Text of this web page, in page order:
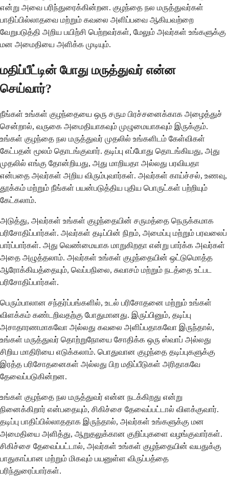
என்று அவை பரிந்துரைக்கின்றன. குழந்தை நல மருத்துவர்கள்
பாதிப்பில்லாதவை மற்றும் கவலை அளிப்பவை ஆகியவற்றை
வேறுபடுத்தி அறிய பயிற்சி பெற்றவர்கள், மேலும் அவர்கள் உங்களுக்கு
மன அமைதியை அளிக்க முடியும்.
மதிப்பீட்டின் போது மருத்துவர் என்ன
செய்வார்?
நீங்கள் உங்கள் குழந்தையை ஒரு சரும பிரச்சனைக்காக அழைத்துச்
சென்றால், வருகை அமைதியாகவும் முழுமையாகவும் இருக்கும்.
உங்கள் குழந்தை நல மருத்துவர் முதலில் உங்களிடம் கேள்விகள்
கேட்பதன் மூலம் தொடங்குவார். தடிப்பு எப்போது தொடங்கியது, அது
முதலில் எங்கு தோன்றியது, அது மாறியதா அல்லது பரவியதா
என்பதை அவர்கள் அறிய விரும்புவார்கள். அவர்கள் காய்ச்சல், உணவு,
தூக்கம் மற்றும் நீங்கள் பயன்படுத்திய புதிய பொருட்கள் பற்றியும்
கேட்கலாம்.
அடுத்து, அவர்கள் உங்கள் குழந்தையின் சருமத்தை நெருக்கமாக
பரிசோதிப்பார்கள். அவர்கள் தடிப்பின் நிறம், அமைப்பு மற்றும் பரவலைப்
பார்ப்பார்கள். அது வெண்மையாக மாறுகிறதா என்று பார்க்க அவர்கள்
அதை அழுத்தலாம். அவர்கள் உங்கள் குழந்தையின் ஒட்டுமொத்த
ஆரோக்கியத்தையும், வெப்பநிலை, சுவாசம் மற்றும் நடத்தை உட்பட
பரிசோதிப்பார்கள்.
பெரும்பாலான சந்தர்ப்பங்களில், உடல் பரிசோதனை மற்றும் உங்கள்
விளக்கம் கண்டறிவதற்கு போதுமானது. இருப்பினும், தடிப்பு
அசாதாரணமாகவோ அல்லது கவலை அளிப்பதாகவோ இருந்தால்,
உங்கள் மருத்துவர் தொற்றுநோயை சோதிக்க ஒரு ஸ்வாப் அல்லது
சிறிய மாதிரியை எடுக்கலாம். பொதுவான குழந்தை தடிப்புகளுக்கு
இரத்த பரிசோதனைகள் அல்லது பிற மதிப்பீடுகள் அரிதாகவே
தேவைப்படுகின்றன.
உங்கள் குழந்தை நல மருத்துவர் என்ன நடக்கிறது என்று
நினைக்கிறார் என்பதையும், சிகிச்சை தேவைப்பட்டால் விளக்குவார்.
தடிப்பு பாதிப்பில்லாததாக இருந்தால், அவர்கள் உங்களுக்கு மன
அமைதியை அளித்து, ஆறுதலுக்கான குறிப்புகளை வழங்குவார்கள்.
சிகிச்சை தேவைப்பட்டால், அவர்கள் உங்கள் குழந்தையின் வயதுக்கு
பாதுகாப்பான மற்றும் மிகவும் பயனுள்ள விருப்பத்தை
பரிந்துரைப்பார்கள்.